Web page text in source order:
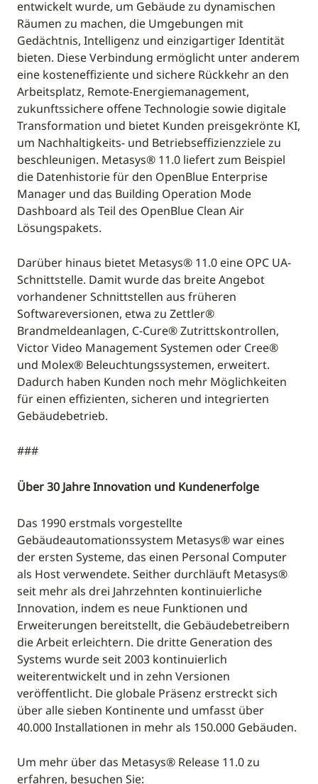
entwickelt wurde, um Gebäude zu dynamischen
Räumen zu machen, die Umgebungen mit
Gedächtnis, Intelligenz und einzigartiger Identität
bieten. Diese Verbindung ermöglicht unter anderem
eine kosteneffiziente und sichere Rückkehr an den
Arbeitsplatz, Remote-Energiemanagement,
zukunftssichere offene Technologie sowie digitale
Transformation und bietet Kunden preisgekrönte KI,
um Nachhaltigkeits- und Betriebseffizienzziele zu
beschleunigen. Metasys® 11.0 liefert zum Beispiel
die Datenhistorie für den OpenBlue Enterprise
Manager und das Building Operation Mode
Dashboard als Teil des OpenBlue Clean Air
Lösungspakets.
Darüber hinaus bietet Metasys® 11.0 eine OPC UA-
Schnittstelle. Damit wurde das breite Angebot
vorhandener Schnittstellen aus früheren
Softwareversionen, etwa zu Zettler®
Brandmeldeanlagen, C-Cure® Zutrittskontrollen,
Victor Video Management Systemen oder Cree®
und Molex® Beleuchtungssystemen, erweitert.
Dadurch haben Kunden noch mehr Möglichkeiten
für einen effizienten, sicheren und integrierten
Gebäudebetrieb.
###
Über 30 Jahre Innovation und Kundenerfolge
Das 1990 erstmals vorgestellte
Gebäudeautomationssystem Metasys® war eines
der ersten Systeme, das einen Personal Computer
als Host verwendete. Seither durchläuft Metasys®
seit mehr als drei Jahrzehnten kontinuierliche
Innovation, indem es neue Funktionen und
Erweiterungen bereitstellt, die Gebäudebetreibern
die Arbeit erleichtern. Die dritte Generation des
Systems wurde seit 2003 kontinuierlich
weiterentwickelt und in zehn Versionen
veröffentlicht. Die globale Präsenz erstreckt sich
über alle sieben Kontinente und umfasst über
40.000 Installationen in mehr als 150.000 Gebäuden.
Um mehr über das Metasys® Release 11.0 zu
erfahren, besuchen Sie: